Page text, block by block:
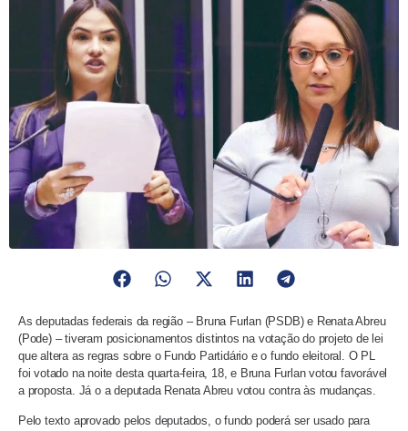
As deputadas federais da região – Bruna Furlan (PSDB) e Renata Abreu
(Pode) – tiveram posicionamentos distintos na votação do projeto de lei
que altera as regras sobre o Fundo Partidário e o fundo eleitoral. O PL
foi votado na noite desta quarta-feira, 18, e Bruna Furlan votou favorável
a proposta. Já o a deputada Renata Abreu votou contra às mudanças.
Pelo texto aprovado pelos deputados, o fundo poderá ser usado para